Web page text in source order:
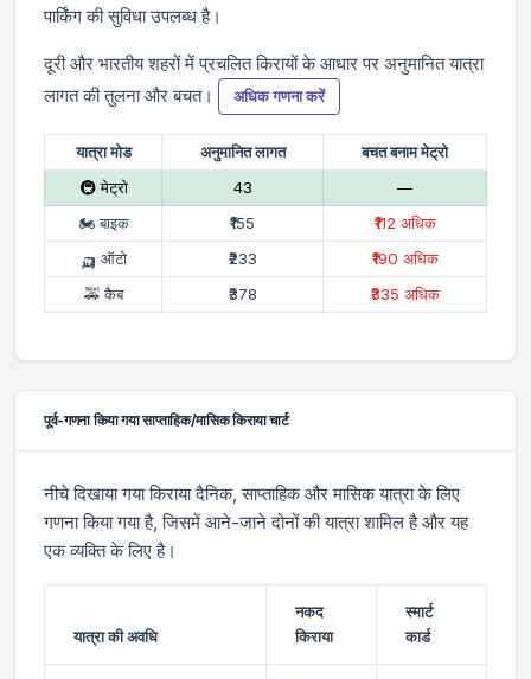
पार्किंग की सुविधा उपलब्ध है।
दूरी और भारतीय शहरों में प्रचलित किरायों के आधार पर अनुमानित यात्रा
लागत की तुलना और बचत।
अधिक गणना करें
यात्रा मोड अनुमानित लागत
बचत बनाम मेट्रो
🚇 मेट्रो
₹43
—
🏍 बाइक
₹155
₹112 अधिक
🛺 ऑटो
₹233
₹190 अधिक
🚕 कैब
₹378 ₹335 अधिक
पूर्व-गणना किया गया साप्ताहिक/मासिक किराया चार्ट
नीचे दिखाया गया किराया दैनिक, साप्ताहिक और मासिक यात्रा के लिए
गणना किया गया है, जिसमें आने-जाने दोनों की यात्रा शामिल है और यह
एक व्यक्ति के लिए है।
यात्रा की अवधि
नकद
किराया
स्मार्ट
कार्ड